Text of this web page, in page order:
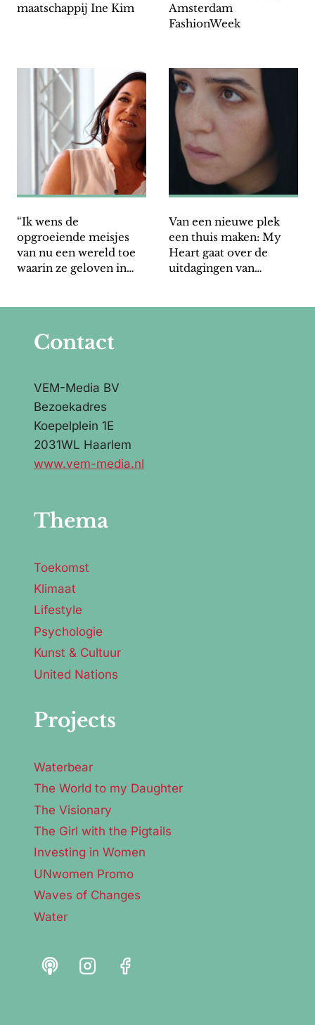
maatschappij Ine Kim
Amsterdam
FashionWeek
“Ik wens de
opgroeiende meisjes
van nu een wereld toe
waarin ze geloven in
Van een nieuwe plek
een thuis maken: My
Heart gaat over de
uitdagingen van
Contact
VEM-Media BV
Bezoekadres
Koepelplein 1E
2031WL Haarlem
www.vem-media.nl
Thema
Toekomst
Klimaat
Lifestyle
Psychologie
Kunst & Cultuur
United Nations
Projects
Waterbear
The World to my Daughter
The Visionary
The Girl with the Pigtails
Investing in Women
UNwomen Promo
Waves of Changes
Water